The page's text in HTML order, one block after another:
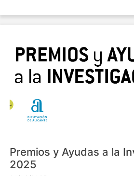
Premios y Ayudas a la
2025